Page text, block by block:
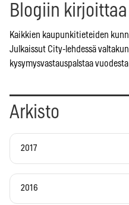
Blogiin kirjoittaa
Kaikkien kaupunkitieteiden
Julkaissut City-lehdessä
kysymysvastauspalstaa
Arkisto
2017
2016